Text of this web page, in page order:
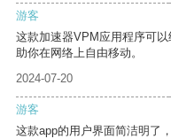
游客
这款加速器VPM应用程序可
助你在网络上自由移动。
2024-07-20
游客
这款app的用户界面简洁明了